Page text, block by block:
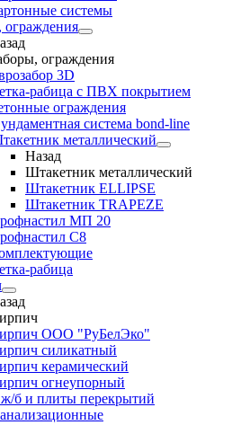
системы
ограждения
ограждения
3D
рабица с ПВХ покрытием
ограждения
система bond-line
металлический
Назад
Штакетник металлический
Штакетник ELLIPSE
Штакетник TRAPEZE
МП 20
С8
рабица
ООО "РуБелЭко"
силикатный
керамический
огнеупорный
б и плиты перекрытий